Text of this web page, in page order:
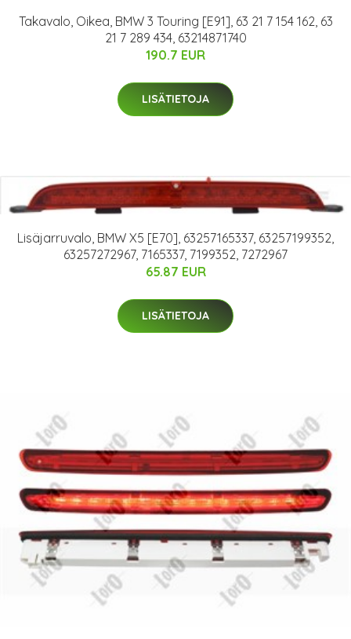
Takavalo, Oikea, BMW 3 Touring [E91], 63 21 7 154 162, 63
21 7 289 434, 63214871740
190.7 EUR
LISÄTIETOJA
Lisäjarruvalo, BMW X5 [E70], 63257165337, 63257199352,
63257272967, 7165337, 7199352, 7272967
65.87 EUR
LISÄTIETOJA